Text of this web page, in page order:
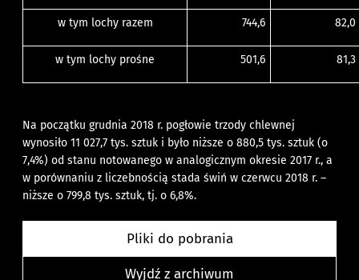
w tym lochy razem 744,6 82,0
w tym lochy prośne 501,6 81,3
Na początku grudnia 2018 r. pogłowie trzody chlewnej
wynosiło 11 027,7 tys. sztuk i było niższe o 880,5 tys. sztuk (o
7,4%) od stanu notowanego w analogicznym okresie 2017 r., a
w porównaniu z liczebnością stada świń w czerwcu 2018 r. –
niższe o 799,8 tys. sztuk, tj. o 6,8%.
Pliki do pobrania
Wyjdź z archiwum